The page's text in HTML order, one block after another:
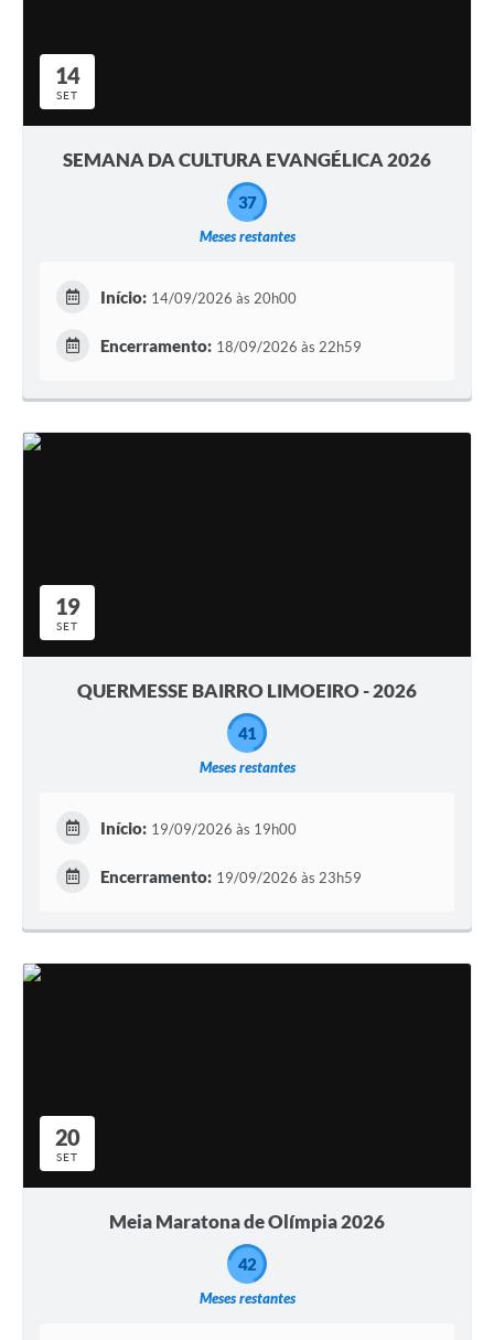
14
SET
SEMANA DA CULTURA EVANGÉLICA 2026
Meses restantes
37
Início: 14/09/2026 às 20h00
Encerramento: 18/09/2026 às 22h59
19
SET
QUERMESSE BAIRRO LIMOEIRO - 2026
Meses restantes
41
Início: 19/09/2026 às 19h00
Encerramento: 19/09/2026 às 23h59
20
SET
Meia Maratona de Olímpia 2026
Meses restantes
42